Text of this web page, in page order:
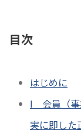
目次
はじめに
Ⅰ 会員（事
実に即した